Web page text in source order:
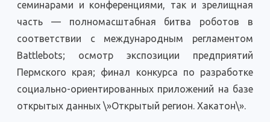
семинарами и конференциями, так и зрелищная
часть — полномасштабная битва роботов в
соответствии с международным регламентом
Battlebots; осмотр экспозиции предприятий
Пермского края; финал конкурса по разработке
социально-ориентированных приложений на базе
открытых данных \»Открытый регион. Хакатон\».